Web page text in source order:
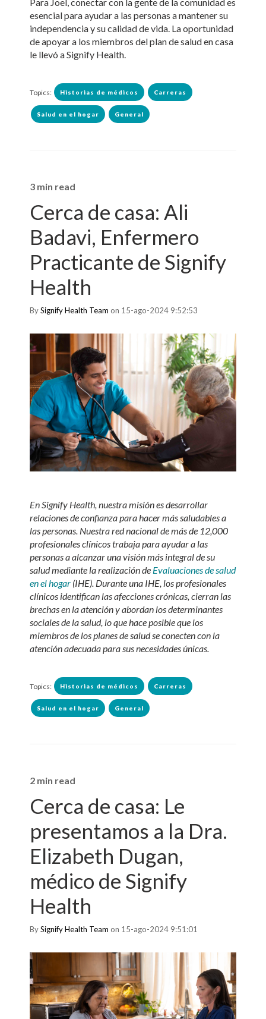
esencial para ayudar a las personas a mantener su
independencia y su calidad de vida. La oportunidad
de apoyar a los miembros del plan de salud en casa
le llevó a Signify Health.
Topics: Historias de médicos Carreras
Salud en el hogar General
3 min read
Cerca de casa: Ali
Badavi, Enfermero
Practicante de Signify
Health
BySignify Health Team on 15-ago-2024 9:52:53
En Signify Health, nuestra misión es desarrollar
relaciones de confianza para hacer más saludables a
las personas. Nuestra red nacional de más de 12,000
profesionales clínicos trabaja para ayudar a las
personas a alcanzar una visión más integral de su
salud mediante la realización de Evaluaciones de salud
en el hogar (IHE). Durante una IHE, los profesionales
clínicos identifican las afecciones crónicas, cierran las
brechas en la atención y abordan los determinantes
sociales de la salud, lo que hace posible que los
miembros de los planes de salud se conecten con la
atención adecuada para sus necesidades únicas.
Topics: Historias de médicos Carreras
Salud en el hogar General
2 min read
Cerca de casa: Le
presentamos a la Dra.
Elizabeth Dugan,
médico de Signify
Health
BySignify Health Team on 15-ago-2024 9:51:01